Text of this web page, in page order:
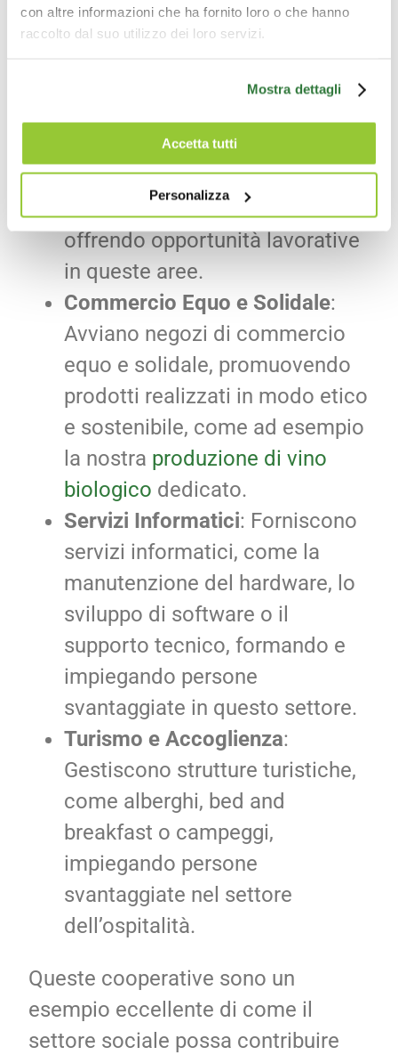
con altre informazioni che ha fornito loro o che hanno
raccolto dal suo utilizzo dei loro servizi.
Mostra dettagli
Accetta tutti
Personalizza
Gestiscono progetti di raccolta,
, fornendo posti di lavoro
nel settore ambientale.
Stampa e Confezionamento
Operano in ambito di stampa,
confezionamento e imballaggio,
offrendo opportunità lavorative
in queste aree.
Commercio Equo e Solidale:
Avviano negozi di commercio
equo e solidale, promuovendo
prodotti realizzati in modo etico
e sostenibile, come ad esempio
la nostra produzione di vino
biologico dedicato.
Servizi Informatici: Forniscono
servizi informatici, come la
manutenzione del hardware, lo
sviluppo di software o il
supporto tecnico, formando e
impiegando persone
svantaggiate in questo settore.
Turismo e Accoglienza:
Gestiscono strutture turistiche,
come alberghi, bed and
breakfast o campeggi,
impiegando persone
svantaggiate nel settore
dell’ospitalità.
Queste cooperative sono un
esempio eccellente di come il
settore sociale possa contribuire